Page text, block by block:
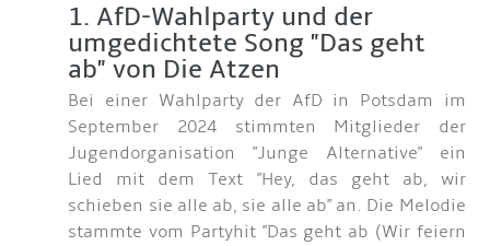
1. AfD-Wahlparty und der
umgedichtete Song "Das geht
ab" von Die Atzen
Bei einer Wahlparty der AfD in Potsdam im
September 2024 stimmten Mitglieder der
Jugendorganisation "Junge Alternative" ein
Lied mit dem Text "Hey, das geht ab, wir
schieben sie alle ab, sie alle ab" an. Die Melodie
stammte vom Partyhit "Das geht ab (Wir feiern